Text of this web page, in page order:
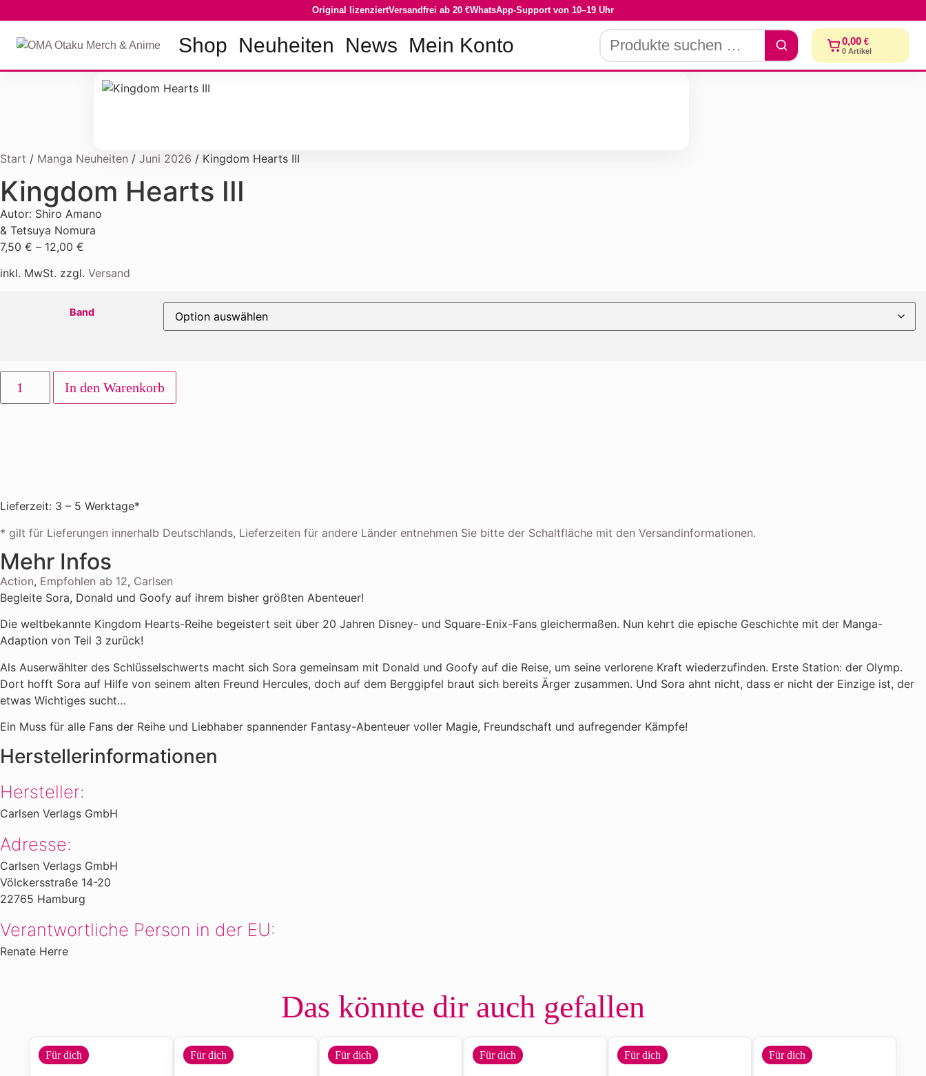
Original lizenziertVersandfrei ab 20 €WhatsApp-Support von 10–19 Uhr
Shop Neuheiten News Mein Konto 0,00 €
0Artikel
Start / Manga Neuheiten / Juni 2026 / Kingdom Hearts III
Kingdom Hearts III
Autor: Shiro Amano
& Tetsuya Nomura
7,50 € – 12,00 €
inkl. MwSt. zzgl. Versand
Band
In den Warenkorb
Lieferzeit: 3 – 5 Werktage*
* gilt für Lieferungen innerhalb Deutschlands, Lieferzeiten für andere Länder entnehmen Sie bitte der Schaltfläche mit den Versandinformationen.
Mehr Infos
Action, Empfohlen ab 12, Carlsen
Begleite Sora, Donald und Goofy auf ihrem bisher größten Abenteuer!
Die weltbekannte Kingdom Hearts-Reihe begeistert seit über 20 Jahren Disney- und Square-Enix-Fans gleichermaßen. Nun kehrt die epische Geschichte mit der Manga-
Adaption von Teil 3 zurück!
Als Auserwählter des Schlüsselschwerts macht sich Sora gemeinsam mit Donald und Goofy auf die Reise, um seine verlorene Kraft wiederzufinden. Erste Station: der Olymp.
Dort hofft Sora auf Hilfe von seinem alten Freund Hercules, doch auf dem Berggipfel braut sich bereits Ärger zusammen. Und Sora ahnt nicht, dass er nicht der Einzige ist, der
etwas Wichtiges sucht…
Ein Muss für alle Fans der Reihe und Liebhaber spannender Fantasy-Abenteuer voller Magie, Freundschaft und aufregender Kämpfe!
Herstellerinformationen
Hersteller:
Carlsen Verlags GmbH
Adresse:
Carlsen Verlags GmbH
Völckersstraße 14-20
22765 Hamburg
Verantwortliche Person in der EU:
Renate Herre
Das könnte dir auch gefallen
Für dich Für dich Für dich Für dich Für dich Für dich